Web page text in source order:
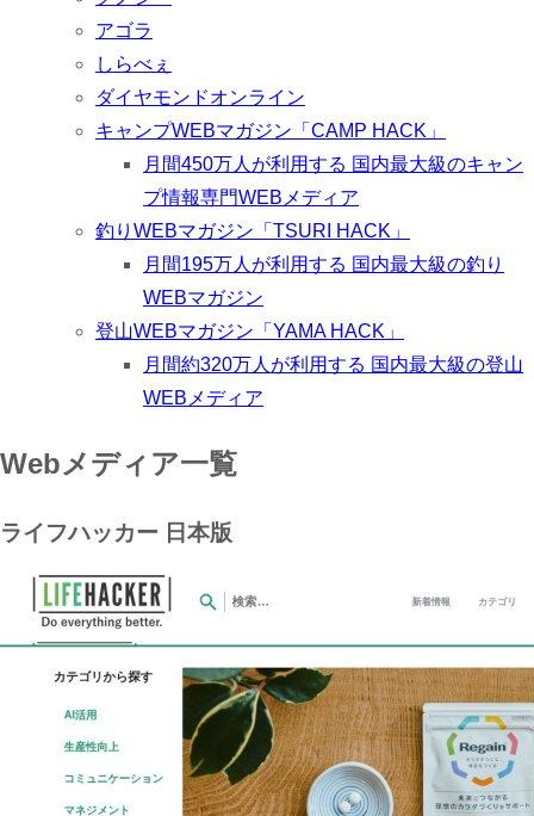
アゴラ
しらべぇ
ダイヤモンドオンライン
キャンプWEBマガジン「CAMP HACK」
月間450万人が利用する 国内最大級のキャン
プ情報専門WEBメディア
釣りWEBマガジン「TSURI HACK」
月間195万人が利用する 国内最大級の釣り
WEBマガジン
登山WEBマガジン「YAMA HACK」
月間約320万人が利用する 国内最大級の登山
WEBメディア
Webメディア一覧
ライフハッカー 日本版